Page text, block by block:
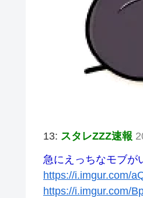
13: スタレZZZ速報
急にえっちなモブが
https://i.imgur.com/
https://i.imgur.com/